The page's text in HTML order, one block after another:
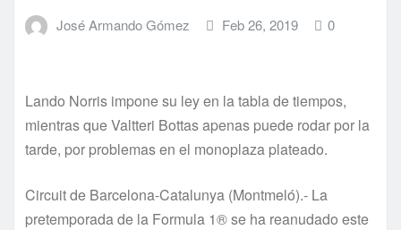
José Armando Gómez Feb 26, 2019 0
Lando Norris impone su ley en la tabla de tiempos,
mientras que Valtteri Bottas apenas puede rodar por la
tarde, por problemas en el monoplaza plateado.
Circuit de Barcelona-Catalunya (Montmeló).- La
pretemporada de la Formula 1® se ha reanudado este